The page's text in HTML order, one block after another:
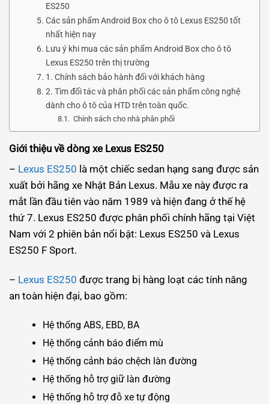
ES250
Các sản phẩm Android Box cho ô tô Lexus ES250 tốt
nhất hiện nay
Lưu ý khi mua các sản phẩm Android Box cho ô tô
Lexus ES250 trên thị trường
1. Chính sách bảo hành đối với khách hàng
2. Tìm đối tác và phân phối các sản phẩm công nghệ
dành cho ô tô của HTD trên toàn quốc.
Chính sách cho nhà phân phối
Giới thiệu về dòng xe Lexus ES250
– Lexus ES250 là một chiếc sedan hạng sang được sản
xuất bởi hãng xe Nhật Bản Lexus. Mẫu xe này được ra
mắt lần đầu tiên vào năm 1989 và hiện đang ở thế hệ
thứ 7. Lexus ES250 được phân phối chính hãng tại Việt
Nam với 2 phiên bản nổi bật: Lexus ES250 và Lexus
ES250 F Sport.
– Lexus ES250 được trang bị hàng loạt các tính năng
an toàn hiện đại, bao gồm:
Hệ thống ABS, EBD, BA
Hệ thống cảnh báo điểm mù
Hệ thống cảnh báo chệch làn đường
Hệ thống hỗ trợ giữ làn đường
Hệ thống hỗ trợ đỗ xe tự động